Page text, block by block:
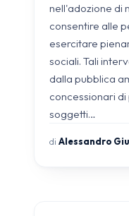
nell'adozione di
consentire alle
esercitare
sociali. Tali
dalla pubblica
concessionari
soggetti…
di Alessandro